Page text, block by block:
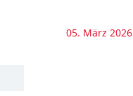
05. März 2026